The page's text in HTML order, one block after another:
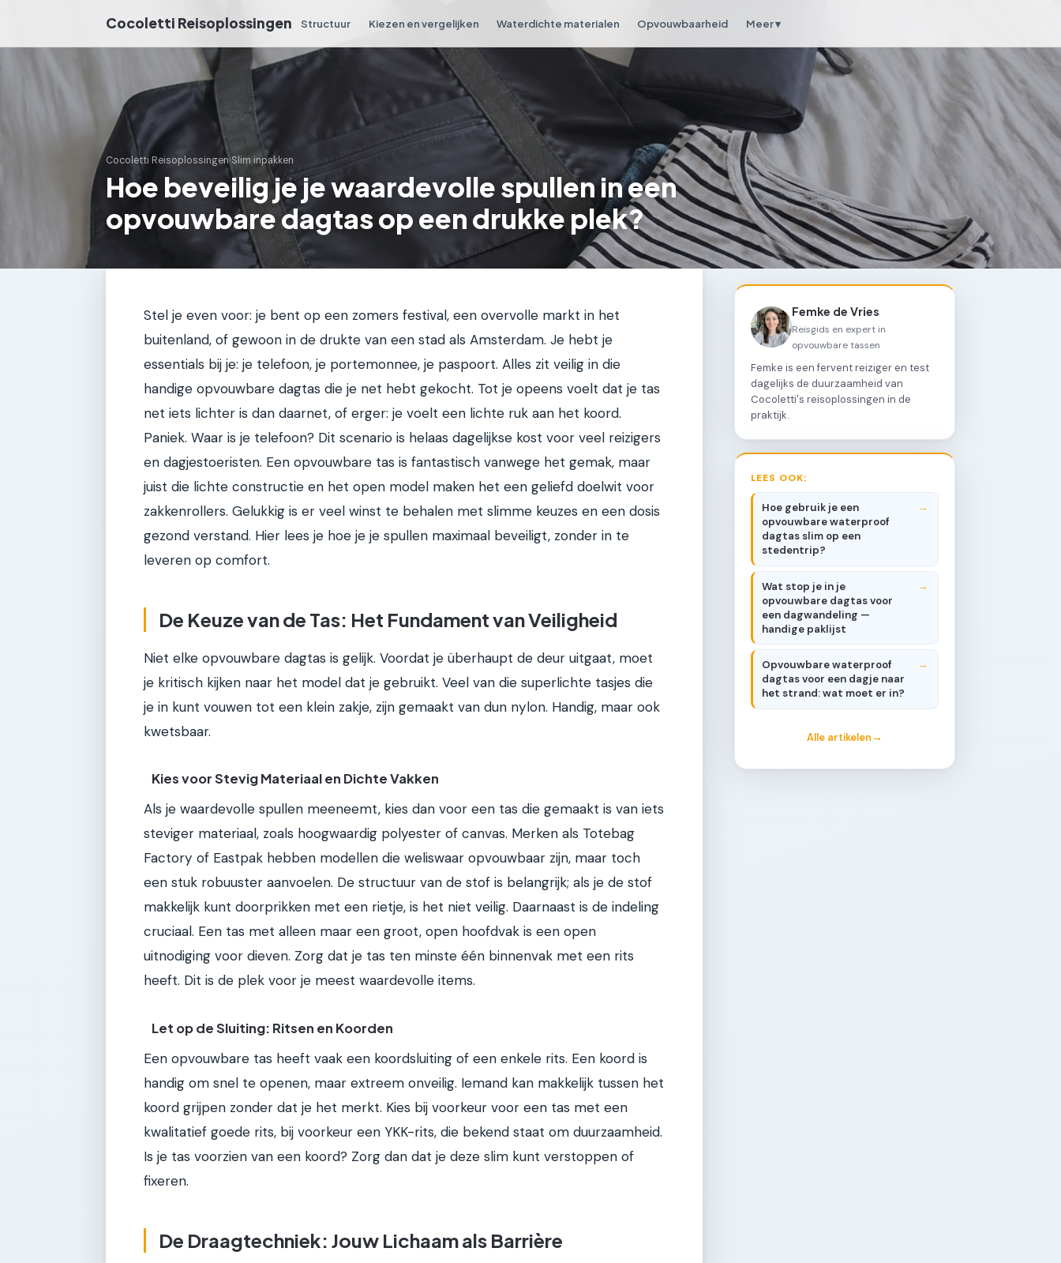
Cocoletti Reisoplossingen Structuur Kiezen en vergelijken Waterdichte materialen Opvouwbaarheid Meer ▾
Cocoletti Reisoplossingen›Slim inpakken
Hoe beveilig je je waardevolle spullen in een
opvouwbare dagtas op een drukke plek?
Stel je even voor: je bent op een zomers festival, een overvolle markt in het
buitenland, of gewoon in de drukte van een stad als Amsterdam. Je hebt je
essentials bij je: je telefoon, je portemonnee, je paspoort. Alles zit veilig in die
handige opvouwbare dagtas die je net hebt gekocht. Tot je opeens voelt dat je tas
net iets lichter is dan daarnet, of erger: je voelt een lichte ruk aan het koord.
Paniek. Waar is je telefoon? Dit scenario is helaas dagelijkse kost voor veel reizigers
en dagjestoeristen. Een opvouwbare tas is fantastisch vanwege het gemak, maar
juist die lichte constructie en het open model maken het een geliefd doelwit voor
zakkenrollers. Gelukkig is er veel winst te behalen met slimme keuzes en een dosis
gezond verstand. Hier lees je hoe je je spullen maximaal beveiligt, zonder in te
leveren op comfort.
De Keuze van de Tas: Het Fundament van Veiligheid
Niet elke opvouwbare dagtas is gelijk. Voordat je überhaupt de deur uitgaat, moet
je kritisch kijken naar het model dat je gebruikt. Veel van die superlichte tasjes die
je in kunt vouwen tot een klein zakje, zijn gemaakt van dun nylon. Handig, maar ook
kwetsbaar.
Kies voor Stevig Materiaal en Dichte Vakken
Als je waardevolle spullen meeneemt, kies dan voor een tas die gemaakt is van iets
steviger materiaal, zoals hoogwaardig polyester of canvas. Merken als Totebag
Factory of Eastpak hebben modellen die weliswaar opvouwbaar zijn, maar toch
een stuk robuuster aanvoelen. De structuur van de stof is belangrijk; als je de stof
makkelijk kunt doorprikken met een rietje, is het niet veilig. Daarnaast is de indeling
cruciaal. Een tas met alleen maar een groot, open hoofdvak is een open
uitnodiging voor dieven. Zorg dat je tas ten minste één binnenvak met een rits
heeft. Dit is de plek voor je meest waardevolle items.
Let op de Sluiting: Ritsen en Koorden
Een opvouwbare tas heeft vaak een koordsluiting of een enkele rits. Een koord is
handig om snel te openen, maar extreem onveilig. Iemand kan makkelijk tussen het
koord grijpen zonder dat je het merkt. Kies bij voorkeur voor een tas met een
kwalitatief goede rits, bij voorkeur een YKK-rits, die bekend staat om duurzaamheid.
Is je tas voorzien van een koord? Zorg dan dat je deze slim kunt verstoppen of
fixeren.
De Draagtechniek: Jouw Lichaam als Barrière
Femke de Vries
Reisgids en expert in
opvouwbare tassen
Femke is een fervent reiziger en test
dagelijks de duurzaamheid van
Cocoletti's reisoplossingen in de
praktijk.
LEES OOK:
Hoe gebruik je een
opvouwbare waterproof
dagtas slim op een
stedentrip?
Wat stop je in je
opvouwbare dagtas voor
een dagwandeling —
handige paklijst
Opvouwbare waterproof
dagtas voor een dagje naar
het strand: wat moet er in?
Alle artikelen